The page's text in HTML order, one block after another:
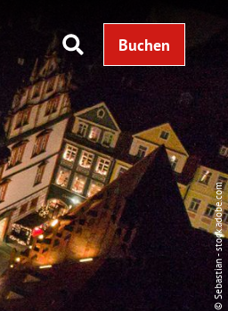
Buchen
© Sebastian - stock.adobe.com